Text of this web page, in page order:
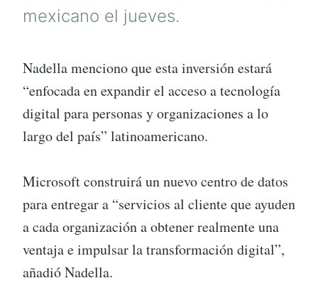
mexicano el jueves.
Nadella menciono que esta inversión estará
“enfocada en expandir el acceso a tecnología
digital para personas y organizaciones a lo
largo del país” latinoamericano.
Microsoft construirá un nuevo centro de datos
para entregar a “servicios al cliente que ayuden
a cada organización a obtener realmente una
ventaja e impulsar la transformación digital”,
añadió Nadella.